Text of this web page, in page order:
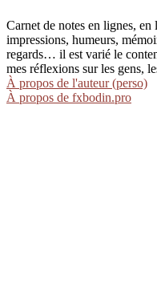
Carnet de notes en lignes,
impressions, humeurs,
regards… il est varié le
mes réflexions sur les gens,
À propos de l'auteur (perso)
À propos de fxbodin.pro